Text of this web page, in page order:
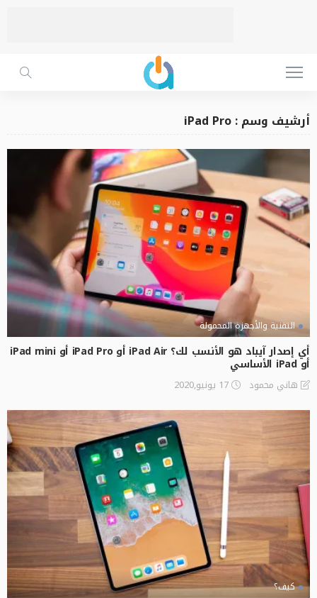
أرشيف وسم : iPad Pro
التقنية والأجهزة المحمولة
أي إصدار آيباد هو الأنسب لك؟ iPad Air أو iPad Pro أو iPad mini
أو iPad الأساسي
هاني محمود 17 يونيو,2020
كيف؟